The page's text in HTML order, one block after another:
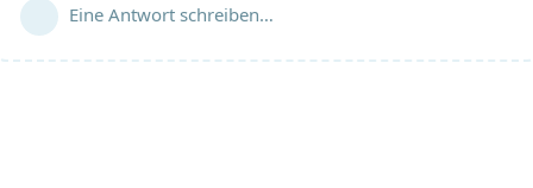
Eine Antwort schreiben…